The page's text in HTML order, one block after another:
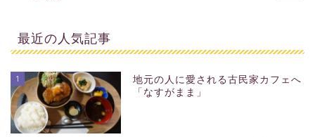
最近の人気記事
1
地元の人に愛される古民家カフェへ
「なすがまま」